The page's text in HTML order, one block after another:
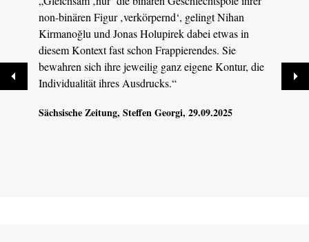
non-binären Figur ‚verkörpernd‘, gelingt Nihan
Kirmanoğlu und Jonas Holupirek dabei etwas in
diesem Kontext fast schon Frappierendes. Sie
bewahren sich ihre jeweilig ganz eigene Kontur, die
Individualität ihres Ausdrucks.“
Sächsische Zeitung, Steffen Georgi, 29.09.2025